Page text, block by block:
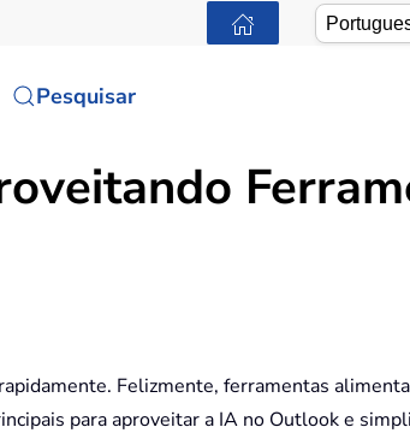
Pesquisar
Felizmente, ferramentas
para aproveitar a IA no Outlook e